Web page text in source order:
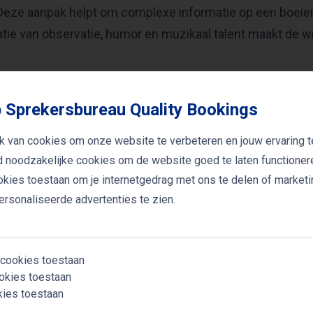
aanpak helpt om complexe informatie op een
van observatie, humor en muzikaal talent maakt de
entertaint en zorgt ervoor dat het publiek de
niet alleen leerzaam, maar ook
inzichten op een blijvende manier worden gedeeld
Sprekersbureau Quality Bookings
van cookies om onze website te verbeteren en jouw ervaring
noodzakelijke cookies om de website goed te laten
toestaan om je internetgedrag met ons te delen of
advertenties te zien.
toestaan
toestaan
toestaan